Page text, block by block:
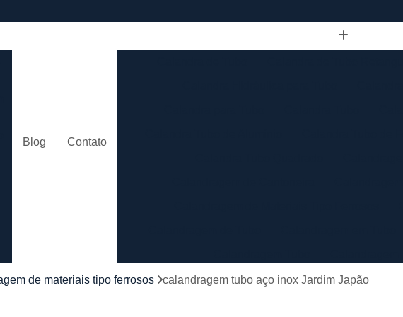
Blog Contato
Calandragem Tubo em Aço Inox
de materiais tipo ferrosos calandragem tubo aço inox Jardim Japão